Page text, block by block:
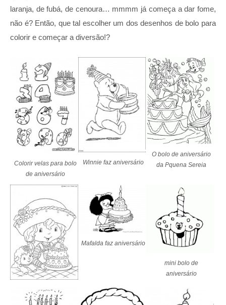
laranja, de fubá, de cenoura… mmmm já começa a dar fome,
não é? Então, que tal escolher um dos desenhos de bolo para
colorir e começar a diversão!?
Colorir velas para bolo
de aniversário
Winnie faz aniversário
O bolo de aniversário
da Pquena Sereia
Mafalda faz aniversário
mini bolo de
aniversário